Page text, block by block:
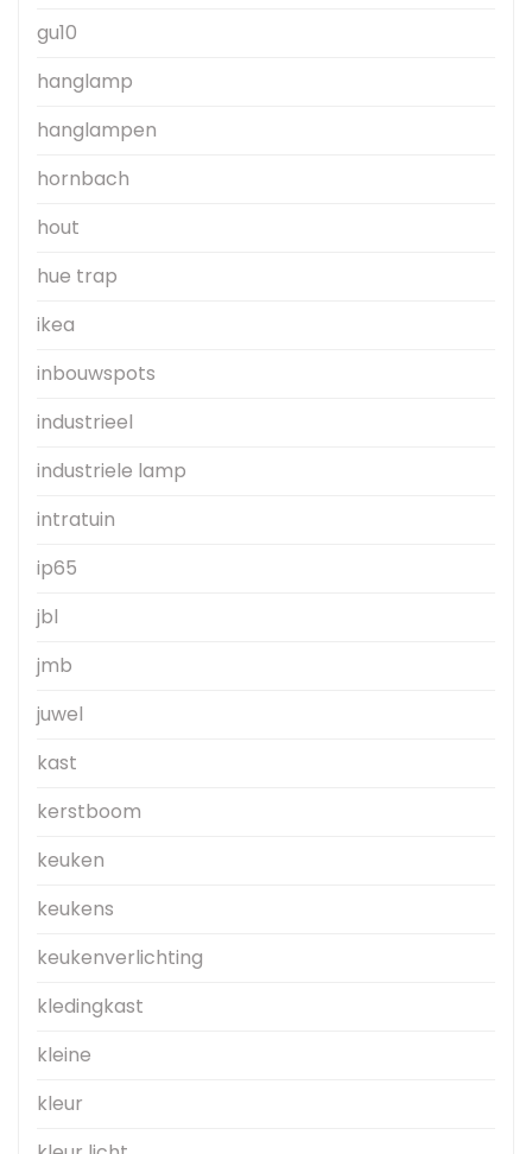
gu10
hanglamp
hanglampen
hornbach
hout
hue trap
ikea
inbouwspots
industrieel
industriele lamp
intratuin
ip65
jbl
jmb
juwel
kast
kerstboom
keuken
keukens
keukenverlichting
kledingkast
kleine
kleur